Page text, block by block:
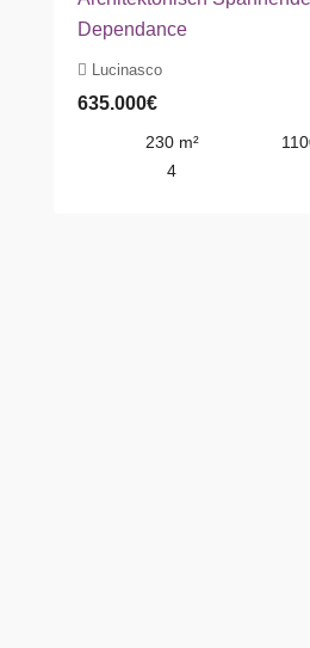
Dependance
Lucinasco
635.000€
230 m²
4